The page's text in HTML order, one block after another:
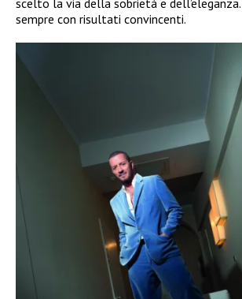
scelto la via della sobrietà e dell’eleganza.
sempre con risultati convincenti.